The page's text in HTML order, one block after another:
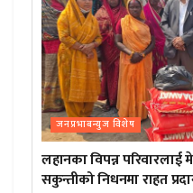
जनप्रभाबन्युज विशेष
लहानका विपन्न
सकुन्तीको निधनमा राहत